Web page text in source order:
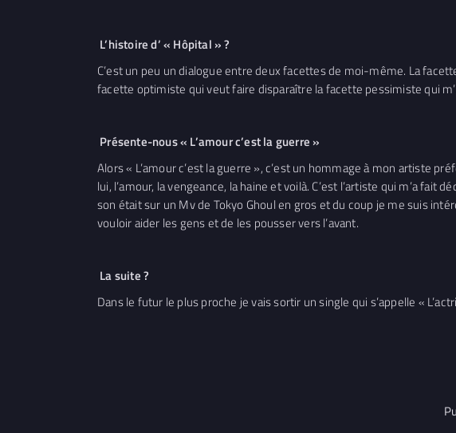
L’histoire d’ « Hôpital » ?
C’est un peu un dialogue entre deux facettes de moi-même. La
facette optimiste qui veut faire disparaître la facette pessimiste qui
Présente-nous « L’amour c’est la guerre »
Alors « L’amour c’est la guerre », c’est un hommage à mon artiste
lui, l’amour, la vengeance, la haine et voilà. C’est l’artiste qui m’a
son était sur un Mv de Tokyo Ghoul en gros et du coup je me suis
vouloir aider les gens et de les pousser vers l’avant.
La suite ?
Dans le futur le plus proche je vais sortir un single qui s’appelle «